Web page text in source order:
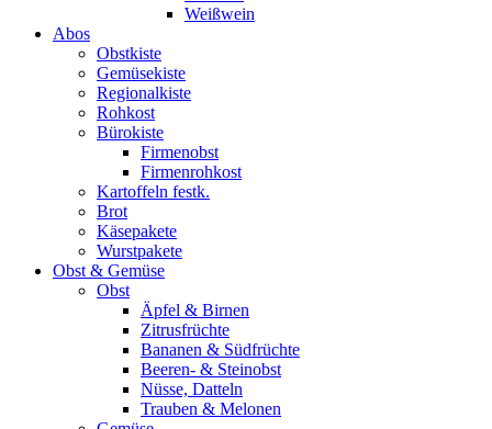
Weißwein
Abos
Obstkiste
Gemüsekiste
Regionalkiste
Rohkost
Bürokiste
Firmenobst
Firmenrohkost
Kartoffeln festk.
Brot
Käsepakete
Wurstpakete
Obst & Gemüse
Obst
Äpfel & Birnen
Zitrusfrüchte
Bananen & Südfrüchte
Beeren- & Steinobst
Nüsse, Datteln
Trauben & Melonen